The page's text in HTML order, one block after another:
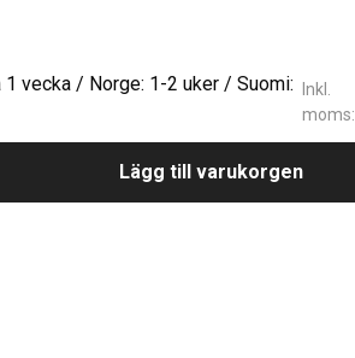
vecka / Norge: 1-2 uker / Suomi:
Inkl.
moms:
Lägg till varukorgen